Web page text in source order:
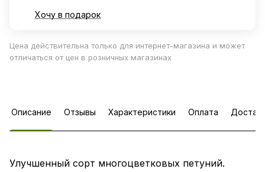
Хочу в подарок
Цена действительна только для интернет-магазина и может
отличаться от цен в розничных магазинах
Описание Отзывы Характеристики Оплата
Улучшенный сорт многоцветковых петуний.